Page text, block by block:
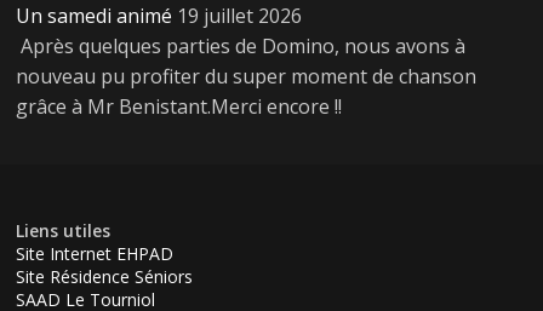
Un samedi animé 19 juillet 2026
Après quelques parties de Domino, nous avons à
nouveau pu profiter du super moment de chanson
grâce à Mr Benistant.Merci encore !!
Liens utiles
Site Internet EHPAD
Site Résidence Séniors
SAAD Le Tourniol